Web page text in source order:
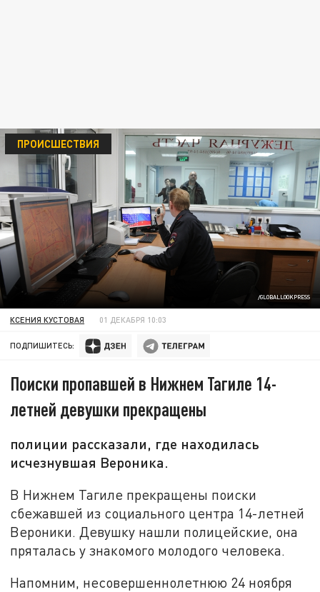
/GLOBALLOOKPRESS
ПРОИСШЕСТВИЯ
КСЕНИЯ КУСТОВАЯ 01 ДЕКАБРЯ 10:03
ПОДПИШИТЕСЬ:
Поиски пропавшей в Нижнем Тагиле 14-
летней девушки прекращены
полиции рассказали, где находилась
исчезнувшая Вероника.
В Нижнем Тагиле прекращены поиски
сбежавшей из социального центра 14-летней
Вероники. Девушку нашли полицейские, она
пряталась у знакомого молодого человека.
Напомним, несовершеннолетнюю 24 ноября